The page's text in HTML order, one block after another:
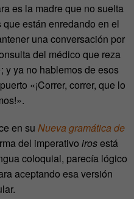
es la madre que no suelta
están enredando en el
una conversación por
del médico que reza
y ya no hablemos de esos
«¡Correr, correr, que lo
en su Nueva gramática de
del imperativo irosestá
coloquial, parecía lógico
aceptando esa versión